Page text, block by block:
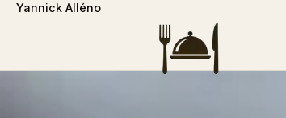
```php
Yannick Alléno